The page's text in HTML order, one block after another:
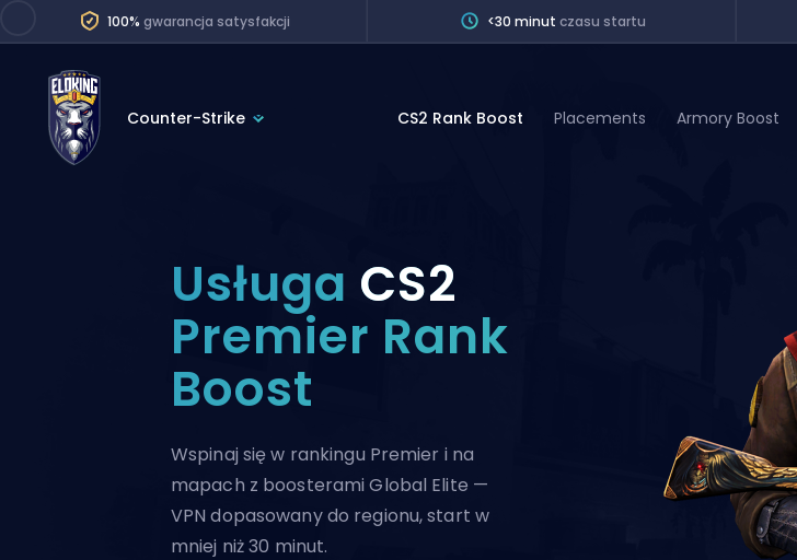
100% gwarancja satysfakcji <30 minutczasu startu
Counter-Strike
Dota 2
Counter-Strike
Rocket League
Path of Exile 2
Division Boost
Wins
Teammate
CS2 Rank Boost Placements Armory Boost
Usługa CS2
Premier Rank
Boost
Wspinaj się w rankingu Premier i na
mapach z boosterami Global Elite —
VPN dopasowany do regionu, start w
mniej niż 30 minut.